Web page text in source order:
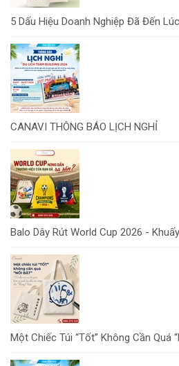
5 Dấu Hiệu Doanh Nghiệp Đã Đến
CANAVI THÔNG BÁO LỊCH NGHỈ
Balo Dây Rút World Cup 2026 -
Một Chiếc Túi “Tốt” Không Cần Quá